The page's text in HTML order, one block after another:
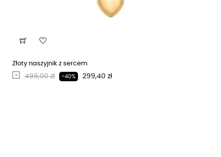
Złoty naszyjnik z sercem
Regularna cena
499,00 zł -40% Cena
299,40 zł